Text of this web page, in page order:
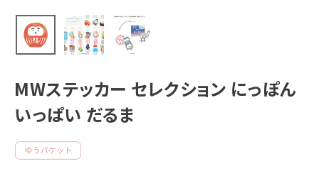
モチーフから探す
アイテムから探す
INFORMATION
MWステッカー セレクション にっぽん
いっぱい だるま